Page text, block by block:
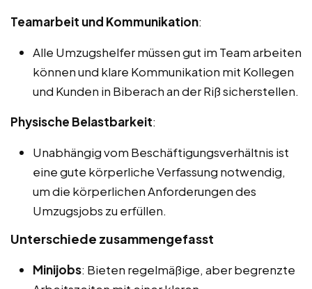
Teamarbeit und Kommunikation:
Alle Umzugshelfer müssen gut im Team arbeiten
können und klare Kommunikation mit Kollegen
und Kunden in Biberach an der Riß sicherstellen.
Physische Belastbarkeit:
Unabhängig vom Beschäftigungsverhältnis ist
eine gute körperliche Verfassung notwendig,
um die körperlichen Anforderungen des
Umzugsjobs zu erfüllen.
Unterschiede zusammengefasst
Minijobs: Bieten regelmäßige, aber begrenzte